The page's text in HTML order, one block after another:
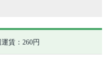
運賃：260円